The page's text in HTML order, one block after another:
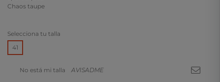
Selecciona tu talla
41
No está mi talla AVISADME